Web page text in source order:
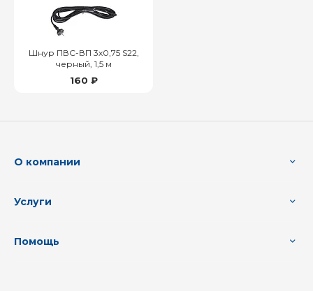
Шнур ПВС-ВП 3х0,75 S22,
черный, 1,5 м
160 ₽
О компании
Услуги
Помощь